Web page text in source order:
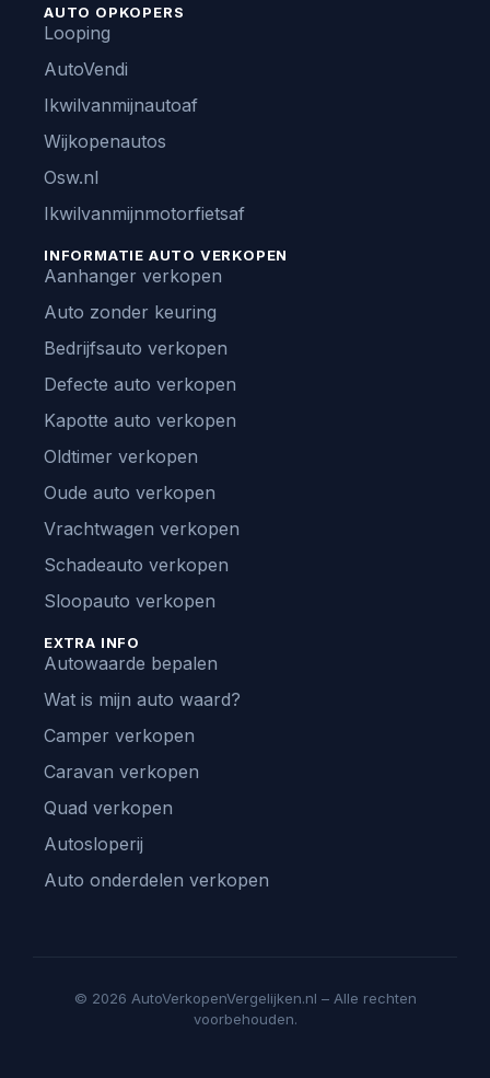
AUTO OPKOPERS
Looping
AutoVendi
Ikwilvanmijnautoaf
Wijkopenautos
Osw.nl
Ikwilvanmijnmotorfietsaf
INFORMATIE AUTO VERKOPEN
Aanhanger verkopen
Auto zonder keuring
Bedrijfsauto verkopen
Defecte auto verkopen
Kapotte auto verkopen
Oldtimer verkopen
Oude auto verkopen
Vrachtwagen verkopen
Schadeauto verkopen
Sloopauto verkopen
EXTRA INFO
Autowaarde bepalen
Wat is mijn auto waard?
Camper verkopen
Caravan verkopen
Quad verkopen
Autosloperij
Auto onderdelen verkopen
© 2026 AutoVerkopenVergelijken.nl – Alle rechten
voorbehouden.